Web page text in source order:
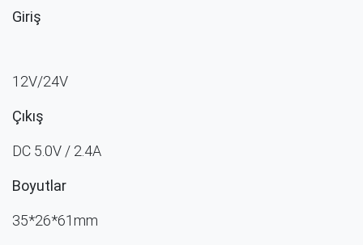
Giriş
12V/24V
Çıkış
DC 5.0V / 2.4A
Boyutlar
35*26*61mm​